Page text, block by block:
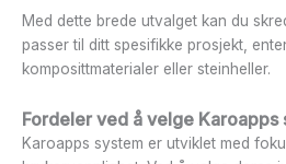
Med dette brede utvalget kan du
passer til ditt spesifikke prosjekt,
komposittmaterialer eller steinheller.
Fordeler ved å velge Karoapps
Karoapps system er utviklet med